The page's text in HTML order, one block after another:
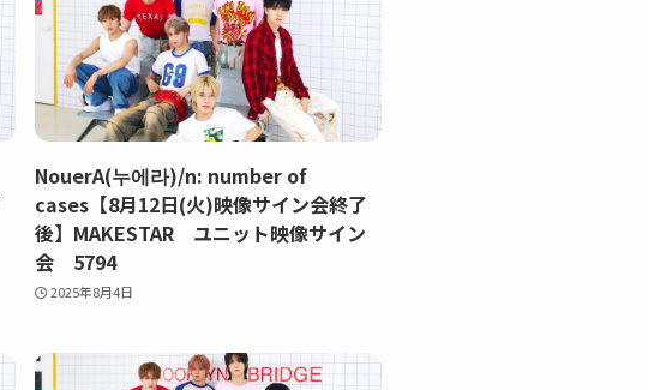
NouerA(누에라)/n: number of
cases【8月12日(火)映像サイン会終了
後】MAKESTAR ユニット映像サイン
会 5794
2025年8月4日